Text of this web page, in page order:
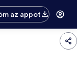
az appot